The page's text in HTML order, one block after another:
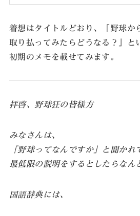
着想はタイトルどおり、「野球か
取り払ってみたらどうなる？」と
初期のメモを載せてみます。
拝啓、野球狂の皆様方
みなさんは、
「野球ってなんですか」と聞かれ
最低限の説明をするとしたらなん
国語辞典には、